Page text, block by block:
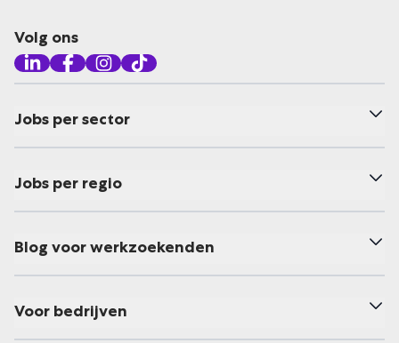
Volg ons
Jobs per sector
Jobs per regio
Blog voor werkzoekenden
Voor bedrijven